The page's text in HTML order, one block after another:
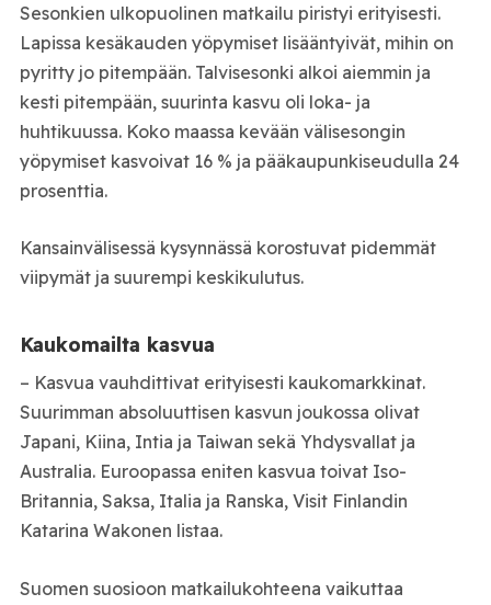
Sesonkien ulkopuolinen matkailu piristyi erityisesti.
Lapissa kesäkauden yöpymiset lisääntyivät, mihin on
pyritty jo pitempään. Talvisesonki alkoi aiemmin ja
kesti pitempään, suurinta kasvu oli loka- ja
huhtikuussa. Koko maassa kevään välisesongin
yöpymiset kasvoivat 16 % ja pääkaupunkiseudulla 24
prosenttia.
Kansainvälisessä kysynnässä korostuvat pidemmät
viipymät ja suurempi keskikulutus.
Kaukomailta kasvua
– Kasvua vauhdittivat erityisesti kaukomarkkinat.
Suurimman absoluuttisen kasvun joukossa olivat
Japani, Kiina, Intia ja Taiwan sekä Yhdysvallat ja
Australia. Euroopassa eniten kasvua toivat Iso-
Britannia, Saksa, Italia ja Ranska, Visit Finlandin
Katarina Wakonen listaa.
Suomen suosioon matkailukohteena vaikuttaa